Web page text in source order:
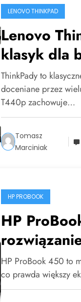
LENOVO THINKPAD
Lenovo
klasyk dla
ThinkPady to
doceniane przez
T440p zachowuje…
Tomasz
Marciniak
HP PROBOOK
HP
HP ProBook 450 to
co prawda większy